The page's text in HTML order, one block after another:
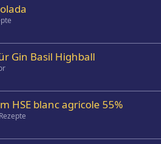
Gin Basil Highball
HSE blanc agricole 55%